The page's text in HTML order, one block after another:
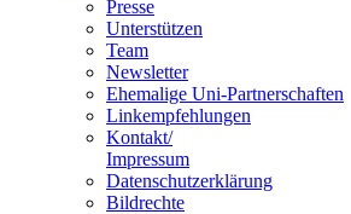
Presse
Unterstützen
Team
Newsletter
Ehemalige Uni-Partnerschaften
Linkempfehlungen
Kontakt/
Impressum
Datenschutzerklärung
Bildrechte